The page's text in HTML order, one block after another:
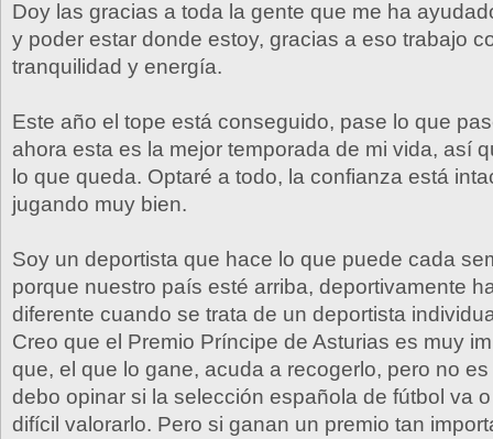
Doy las gracias a toda la gente que me ha
y poder estar donde estoy, gracias a eso trabajo
tranquilidad y energía.
Este año el tope está conseguido, pase lo que
ahora esta es la mejor temporada de mi vida, así
lo que queda. Optaré a todo, la confianza está
jugando muy bien.
Soy un deportista que hace lo que puede cada
porque nuestro país esté arriba, deportivamente
diferente cuando se trata de un deportista
Creo que el Premio Príncipe de Asturias es muy
que, el que lo gane, acuda a recogerlo, pero no
debo opinar si la selección española de fútbol va
difícil valorarlo. Pero si ganan un premio tan